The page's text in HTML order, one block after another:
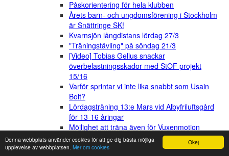
Okej
Denna webbplats använder cookies för att ge dig bästa möjliga
upplevelse av webbplatsen. Mer om cookies
Påskorientering för hela klubben
Årets barn- och ungdomsförening i Stockholm
är Snättringe SK!
Kvarnsjön långdistans lördag 27/3
"Träningstävling" på söndag 21/3
[Video] Tobias Gelius snackar
överbelastningsskador med StOF projekt
15/16
Varför sprintar vi inte lika snabbt som Usain
Bolt?
Lördagsträning 13:e Mars vid Albyfriluftsgård
för 13-16 åringar
Möjlighet att träna även för Vuxenmotion
Februari
Nya klubbkläder